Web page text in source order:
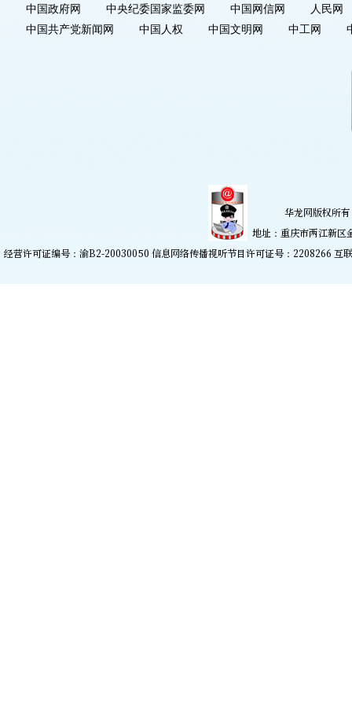
中国政府网 中央纪委国家监委网 中国网信网
人民网
中国共产党新闻网
中国人权 中国文明网 中工网
华龙网版权所
地址：重庆市两江新
经营许可证编号：渝B2-20030050 信息网络传播视听节目许可证号：2208266 互